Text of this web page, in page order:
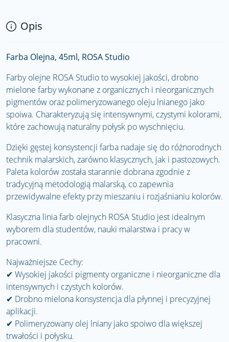
Opis
Farba Olejna, 45ml, ROSA Studio
Farby olejne ROSA Studio to wysokiej jakości, drobno
mielone farby wykonane z organicznych i nieorganicznych
pigmentów oraz polimeryzowanego oleju lnianego jako
spoiwa. Charakteryzują się intensywnymi, czystymi kolorami,
które zachowują naturalny połysk po wyschnięciu.
Dzięki gęstej konsystencji farba nadaje się do różnorodnych
technik malarskich, zarówno klasycznych, jak i pastozowych.
Paleta kolorów została starannie dobrana zgodnie z
tradycyjną metodologią malarską, co zapewnia
przewidywalne efekty przy mieszaniu i rozjaśnianiu kolorów.
Klasyczna linia farb olejnych ROSA Studio jest idealnym
wyborem dla studentów, nauki malarstwa i pracy w
pracowni.
Najważniejsze Cechy:
✔ Wysokiej jakości pigmenty organiczne i nieorganiczne dla
intensywnych i czystych kolorów.
✔ Drobno mielona konsystencja dla płynnej i precyzyjnej
aplikacji.
✔ Polimeryzowany olej lniany jako spoiwo dla większej
trwałości i połysku.